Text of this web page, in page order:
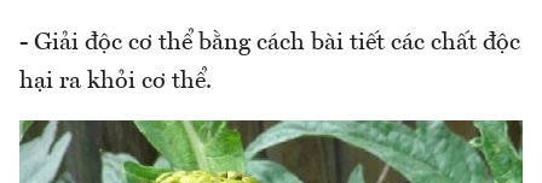
- Giải độc cơ thể bằng cách bài tiết các chất độc
hại ra khỏi cơ thể.